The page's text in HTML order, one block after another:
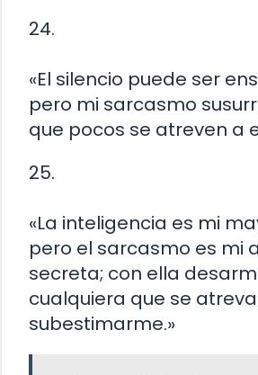
24.
«El silencio puede ser
pero mi sarcasmo
que pocos se atreven a
25.
«La inteligencia es mi
pero el sarcasmo es mi
secreta; con ella
cualquiera que se
subestimarme.»